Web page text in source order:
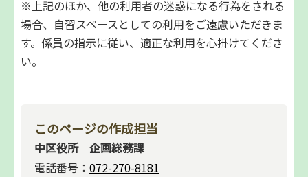
※上記のほか、他の利用者の迷惑になる行為をされる
場合、自習スペースとしての利用をご遠慮いただきま
す。係員の指示に従い、適正な利用を心掛けてくださ
い。
このページの作成担当
中区役所 企画総務課
電話番号： 072-270-8181